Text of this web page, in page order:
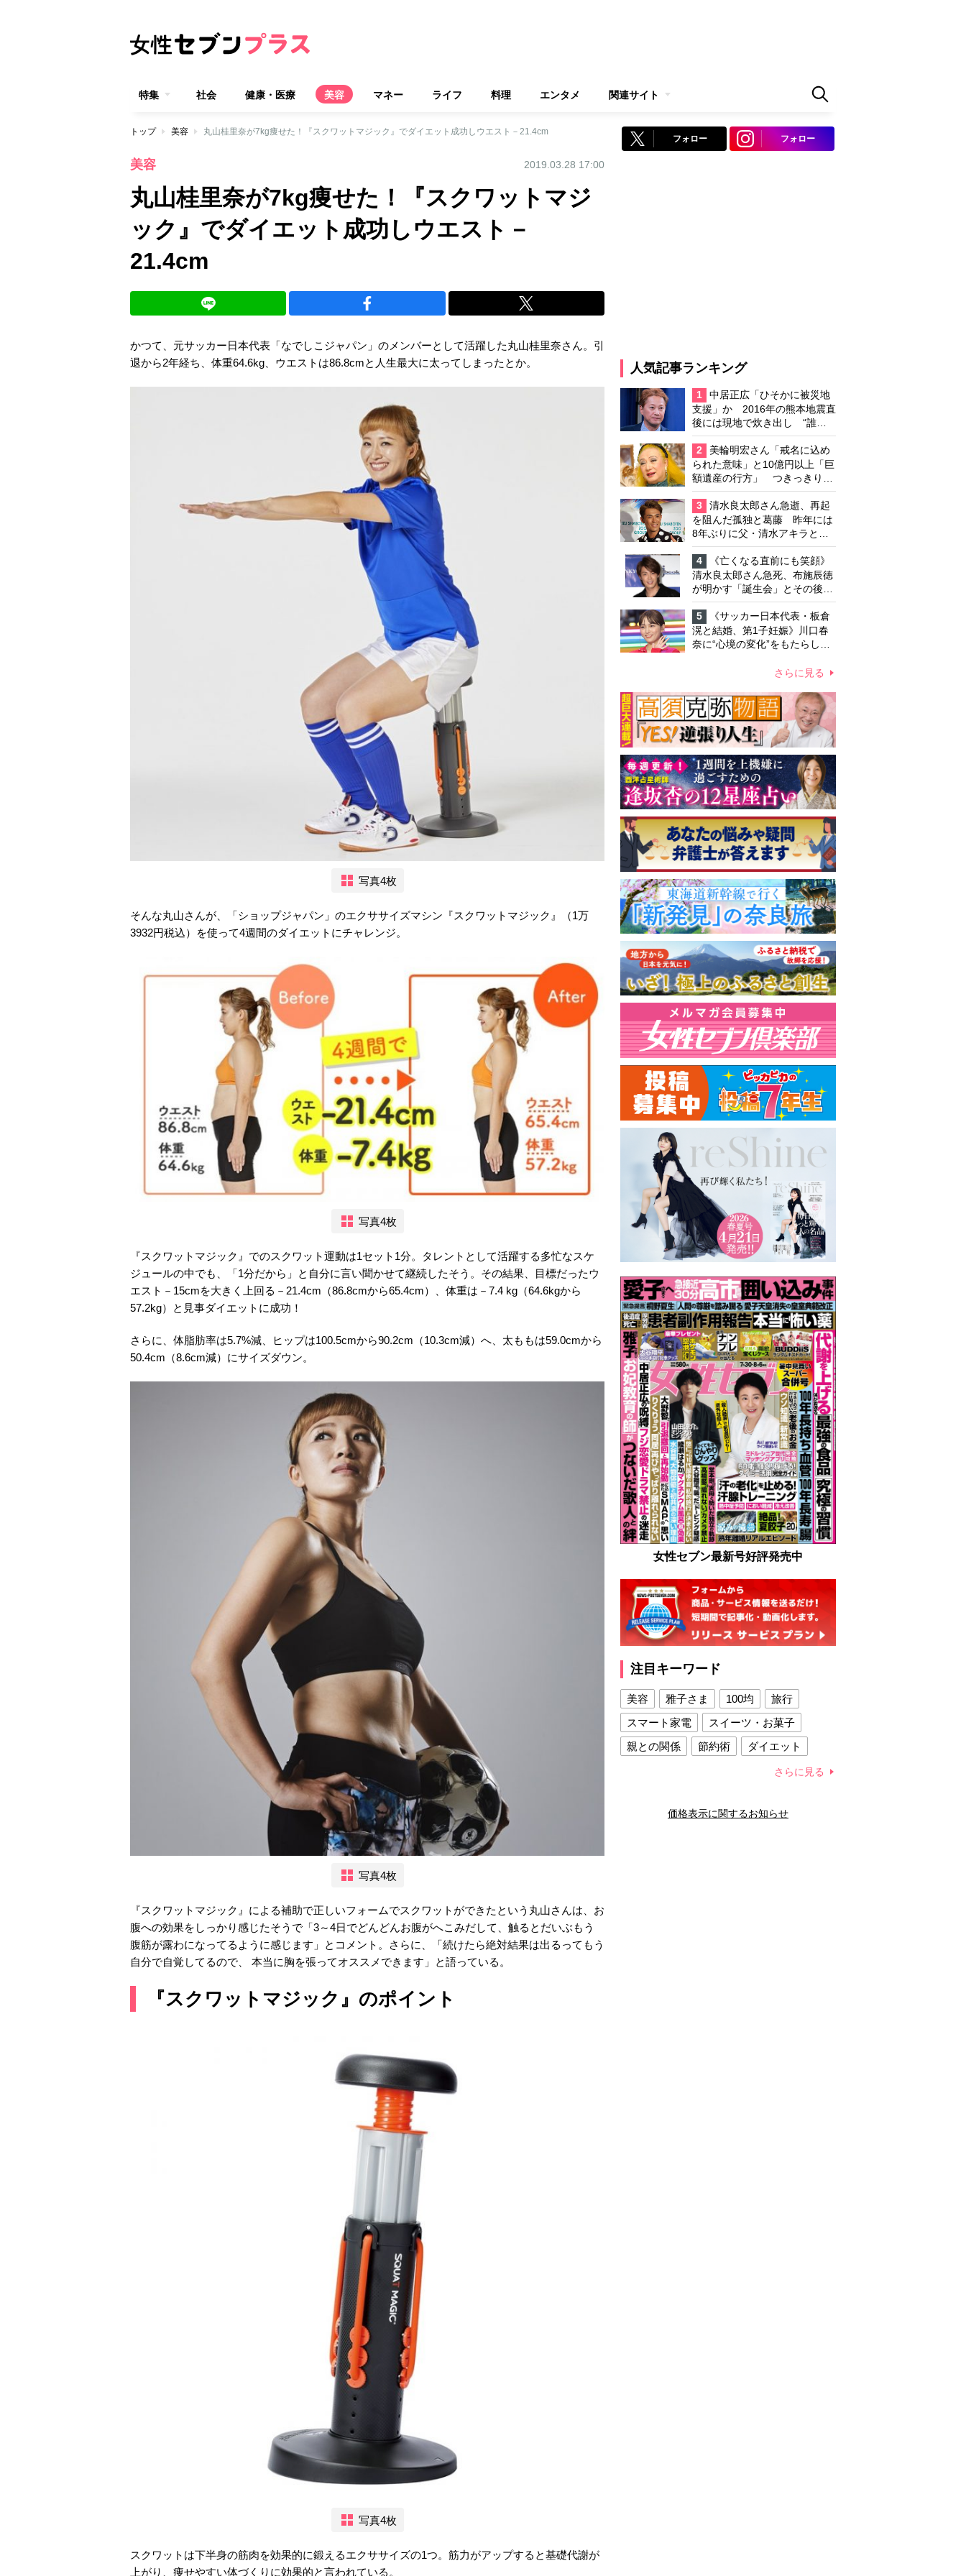
特集 社会 健康・医療 美容 マネー ライフ 料理 エンタメ 関連サイト
トップ 美容 丸山桂里奈が7kg痩せた！『スクワットマジック』でダイエット成功しウエスト－21.4cm
美容 2019.03.28 17:00
丸山桂里奈が7kg痩せた！『スクワットマジ
ック』でダイエット成功しウエスト－
21.4cm
かつて、元サッカー日本代表「なでしこジャパン」のメンバーとして活躍した丸山桂里奈さん。引
退から2年経ち、体重64.6kg、ウエストは86.8cmと人生最大に太ってしまったとか。
写真4枚
そんな丸山さんが、「ショップジャパン」のエクササイズマシン『スクワットマジック』（1万
3932円税込）を使って4週間のダイエットにチャレンジ。
写真4枚
『スクワットマジック』でのスクワット運動は1セット1分。タレントとして活躍する多忙なスケ
ジュールの中でも、「1分だから」と自分に言い聞かせて継続したそう。その結果、目標だったウ
エスト－15cmを大きく上回る－21.4cm（86.8cmから65.4cm）、体重は－7.4 kg（64.6kgから
57.2kg）と見事ダイエットに成功！
さらに、体脂肪率は5.7%減、ヒップは100.5cmから90.2cm（10.3cm減）へ、太ももは59.0cmから
50.4cm（8.6cm減）にサイズダウン。
写真4枚
『スクワットマジック』による補助で正しいフォームでスクワットができたという丸山さんは、お
腹への効果をしっかり感じたそうで「3～4日でどんどんお腹がへこみだして、触るとだいぶもう
腹筋が露わになってるように感じます」とコメント。さらに、「続けたら絶対結果は出るってもう
自分で自覚してるので、 本当に胸を張ってオススメできます」と語っている。
『スクワットマジック』のポイント
写真4枚
スクワットは下半身の筋肉を効果的に鍛えるエクササイズの1つ。筋力がアップすると基礎代謝が
上がり、痩せやすい体づくりに効果的と言われている。
フォロー フォロー
人気記事ランキング
1
中居正広「ひそかに被災地
支援」か 2016年の熊本地震直
後には現地で炊き出し “誰に
も知られなくて良い”と、むし
ろ強まる福祉活動への思い
2
美輪明宏さん「戒名に込め
られた意味」と10億円以上「巨
額遺産の行方」 つきっきりで
私生活をサポートしていた元俳
優が相続か
3
清水良太郎さん急逝、再起
を阻んだ孤独と葛藤 昨年には
8年ぶりに父・清水アキラと共
演、本格的な活動再開に向かっ
ていたが…周囲が懸念していた
「不安定なところ」
4
《亡くなる直前にも笑顔》
清水良太郎さん急死、布施辰徳
が明かす「誕生会」とその後の
メッセージ
5
《サッカー日本代表・板倉
滉と結婚、第1子妊娠》川口春
奈に“心境の変化”をもたらした
って「がんに蝕まれる母」を演
さらに見る
女性セブン最新号好評発売中
注目キーワード
美容 雅子さま 100均
旅行
スマート家電
スイーツ・お菓子
親との関係
節約術
ダイエット
夫との関係
新津春子 どか食い
さらに見る
価格表示に関するお知らせ